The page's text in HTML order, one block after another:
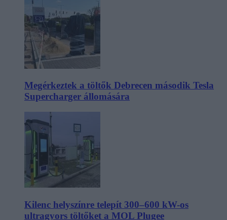
Megérkeztek a töltők Debrecen második Tesla
Supercharger állomására
Kilenc helyszínre telepít 300–600 kW-os
ultragyors töltőket a MOL Plugee